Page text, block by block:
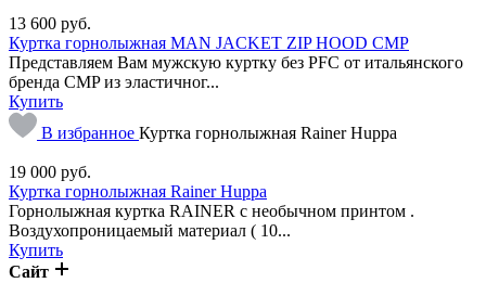
13 600 руб.
Куртка горнолыжная MAN JACKET ZIP HOOD CMP
Представляем Вам мужскую куртку без PFC от итальянского
бренда CMP из эластичног...
Купить
В избранное Куртка горнолыжная Rainer Huppa
19 000 руб.
Куртка горнолыжная Rainer Huppa
Горнолыжная куртка RAINER с необычном принтом .
Воздухопроницаемый материал ( 10...
Купить
Сайт